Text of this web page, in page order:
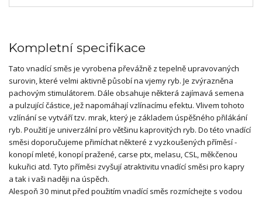
Kompletní specifikace
Tato vnadící směs je vyrobena převážně z tepelně upravovaných
surovin, které velmi aktivně působí na vjemy ryb. Je zvýrazněna
pachovým stimulátorem. Dále obsahuje některá zajímavá semena
a pulzující částice, jež napomáhají vzlínacímu efektu. Vlivem tohoto
vzlínání se vytváří tzv. mrak, který je základem úspěšného přilákání
ryb. Použití je univerzální pro většinu kaprovitých ryb. Do této vnadící
směsi doporučujeme přimíchat některé z vyzkoušených příměsí -
konopí mleté, konopí pražené, carse ptx, melasu, CSL, měkčenou
kukuřici atd. Tyto příměsi zvyšují atraktivitu vnadící směsi pro kapry
a tak i vaši naději na úspěch.
Alespoň 30 minut před použitím vnadící směs rozmíchejte s vodou